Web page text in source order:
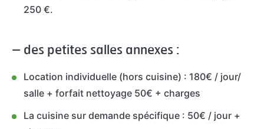
250 €.
– des petites salles annexes :
Location individuelle (hors cuisine) : 180€ / jour/
salle + forfait nettoyage 50€ + charges
La cuisine sur demande spécifique : 50€ / jour +